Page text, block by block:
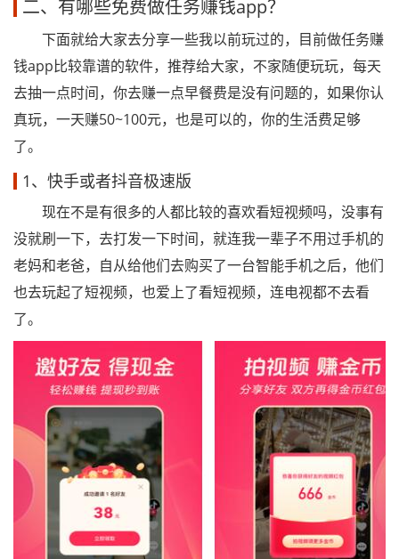
二、有哪些免费做任务赚钱app？
下面就给大家去分享一些我以前玩过的，目前做任务赚
钱app比较靠谱的软件，推荐给大家，不家随便玩玩，每天
去抽一点时间，你去赚一点早餐费是没有问题的，如果你认
真玩，一天赚50~100元，也是可以的，你的生活费足够
了。
1、快手或者抖音极速版
现在不是有很多的人都比较的喜欢看短视频吗，没事有
没就刷一下，去打发一下时间，就连我一辈子不用过手机的
老妈和老爸，自从给他们去购买了一台智能手机之后，他们
也去玩起了短视频，也爱上了看短视频，连电视都不去看
了。